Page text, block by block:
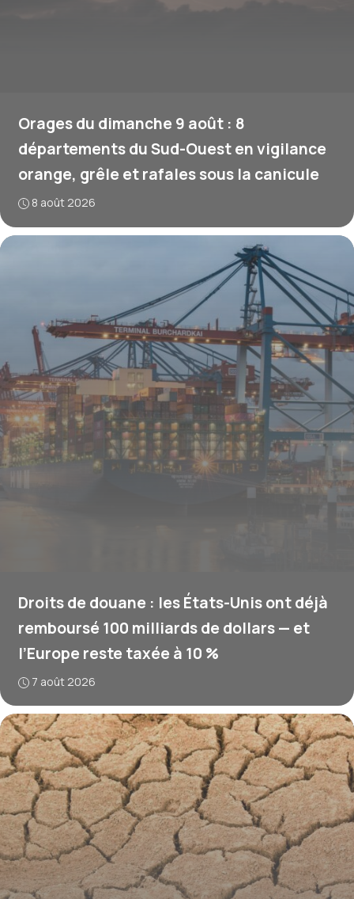
Orages du dimanche 9 août : 8
départements du Sud-Ouest en vigilance
orange, grêle et rafales sous la canicule
8 août 2026
Droits de douane : les États-Unis ont déjà
remboursé 100 milliards de dollars — et
l’Europe reste taxée à 10 %
7 août 2026